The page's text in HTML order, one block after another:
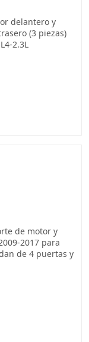
delantero y
(3 piezas)
2.3L
de motor y
2017 para
de 4 puertas y